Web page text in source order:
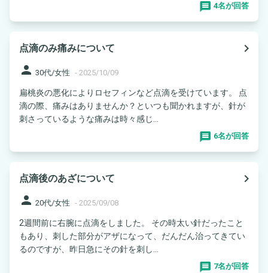
4名が回答
点滴のみ痛みについて
navigate_next
person 30代/女性 - 2025/10/09
扁桃炎の悪化によりロセフィンなど点滴を受けています。 点
滴の際、痛みはありませんか？といつも聞かれますが、針が
刺さっているような痛みは時々感じ...
6名が回答
点滴後のあざについて
navigate_next
person 20代/女性 - 2025/09/08
2週間前に右腕に点滴をしました。 その時太い針だったこと
もあり、刺した部分がアザになって、だんだん治ってきてい
るのですが、昨日急にその針を刺し...
7名が回答